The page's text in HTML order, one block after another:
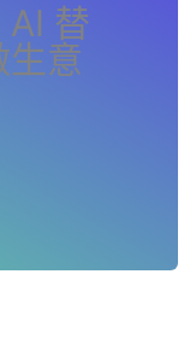
AI 替
意